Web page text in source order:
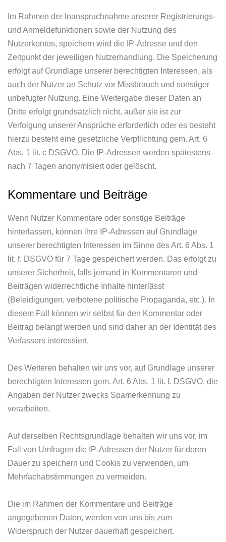
Im Rahmen der Inanspruchnahme unserer Registrierungs-
und Anmeldefunktionen sowie der Nutzung des
Nutzerkontos, speichern wird die IP-Adresse und den
Zeitpunkt der jeweiligen Nutzerhandlung. Die Speicherung
erfolgt auf Grundlage unserer berechtigten Interessen, als
auch der Nutzer an Schutz vor Missbrauch und sonstiger
unbefugter Nutzung. Eine Weitergabe dieser Daten an
Dritte erfolgt grundsätzlich nicht, außer sie ist zur
Verfolgung unserer Ansprüche erforderlich oder es besteht
hierzu besteht eine gesetzliche Verpflichtung gem. Art. 6
Abs. 1 lit. c DSGVO. Die IP-Adressen werden spätestens
nach 7 Tagen anonymisiert oder gelöscht.
Kommentare und Beiträge
Wenn Nutzer Kommentare oder sonstige Beiträge
hinterlassen, können ihre IP-Adressen auf Grundlage
unserer berechtigten Interessen im Sinne des Art. 6 Abs. 1
lit. f. DSGVO für 7 Tage gespeichert werden. Das erfolgt zu
unserer Sicherheit, falls jemand in Kommentaren und
Beiträgen widerrechtliche Inhalte hinterlässt
(Beleidigungen, verbotene politische Propaganda, etc.). In
diesem Fall können wir selbst für den Kommentar oder
Beitrag belangt werden und sind daher an der Identität des
Verfassers interessiert.
Des Weiteren behalten wir uns vor, auf Grundlage unserer
berechtigten Interessen gem. Art. 6 Abs. 1 lit. f. DSGVO, die
Angaben der Nutzer zwecks Spamerkennung zu
verarbeiten.
Auf derselben Rechtsgrundlage behalten wir uns vor, im
Fall von Umfragen die IP-Adressen der Nutzer für deren
Dauer zu speichern und Cookis zu verwenden, um
Mehrfachabstimmungen zu vermeiden.
Die im Rahmen der Kommentare und Beiträge
angegebenen Daten, werden von uns bis zum
Widerspruch der Nutzer dauerhaft gespeichert.